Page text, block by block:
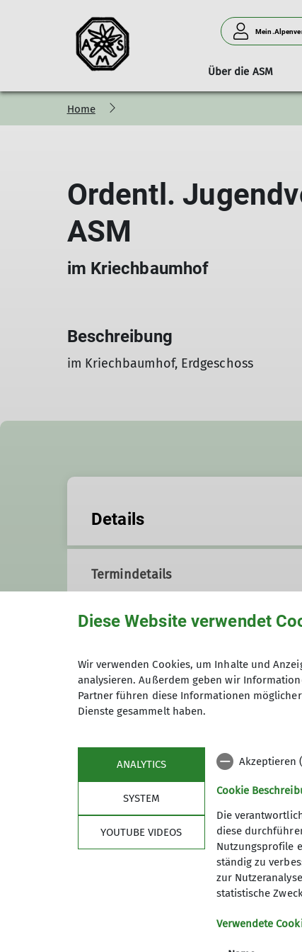
Über die ASM
KontaktOtto-Leixl Hütte
Allgemein
Home
Ordentl.
ASM
im Kriechbaumhof
Beschreibung
im Kriechbaumhof, Erdgeschoss
Details
Termindetails
Unsere Veranstaltungsorte
Kriechbaumhof
Diese Website verwendet
Wir verwenden Cookies, um Inhalte und
analysieren. Außerdem geben wir
Partner führen diese Informationen
Dienste gesammelt haben.
ANALYTICS
SYSTEM
YOUTUBE VIDEOS
Akzeptieren
Cookie
Die
diese
Nutzungsprofile
ständig zu
zur
statistische
Verwendete